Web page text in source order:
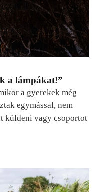
a lámpákat!”
a gyerekek még
egymással, nem
küldeni vagy csoportot